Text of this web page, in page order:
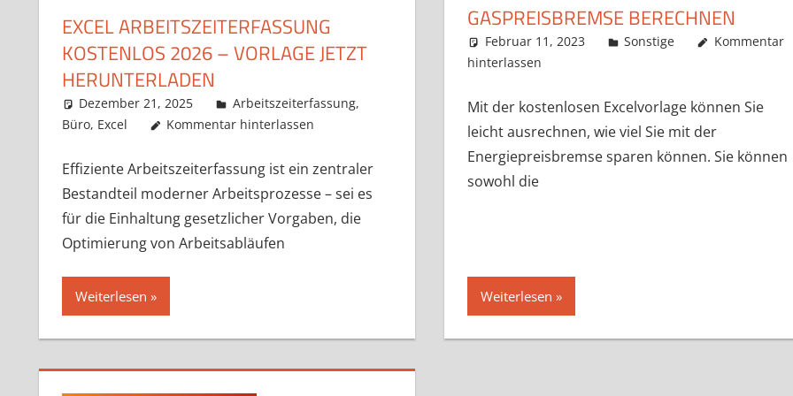
EXCEL ARBEITSZEITERFASSUNG
KOSTENLOS 2026 – VORLAGE JETZT
HERUNTERLADEN
Dezember 21, 2025 k-o-v
Arbeitszeiterfassung,
Büro, Excel Kommentar hinterlassen
Effiziente Arbeitszeiterfassung ist ein zentraler
Bestandteil moderner Arbeitsprozesse – sei es
für die Einhaltung gesetzlicher Vorgaben, die
Optimierung von Arbeitsabläufen
Weiterlesen
GASPREISBREMSE BERECHNEN
Februar 11, 2023 k-o-v
Sonstige
Kommentar
hinterlassen
Mit der kostenlosen Excelvorlage können Sie
leicht ausrechnen, wie viel Sie mit der
Energiepreisbremse sparen können. Sie können
sowohl die
Weiterlesen